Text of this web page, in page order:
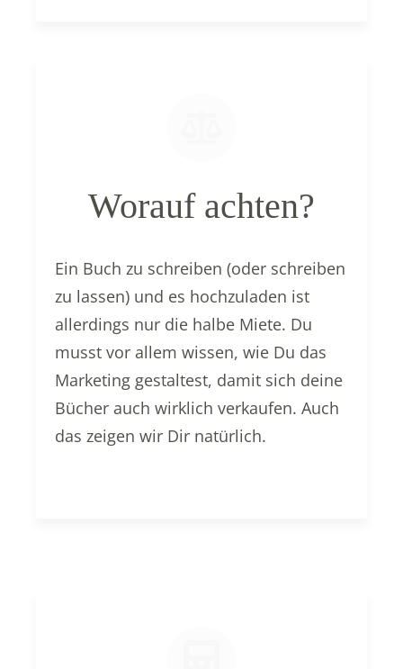
Worauf achten?
Ein Buch zu schreiben (oder schreiben
zu lassen) und es hochzuladen ist
allerdings nur die halbe Miete. Du
musst vor allem wissen, wie Du das
Marketing gestaltest, damit sich deine
Bücher auch wirklich verkaufen. Auch
das zeigen wir Dir natürlich.